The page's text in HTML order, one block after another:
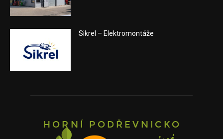
Sikrel – Elektromontáže